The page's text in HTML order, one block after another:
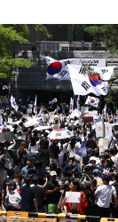
猛暑。南東部で
イージス搭載の
年竣工と公示
本円】ウォン安
みしたのでは。
府『BYD』車へ
は売れている。6